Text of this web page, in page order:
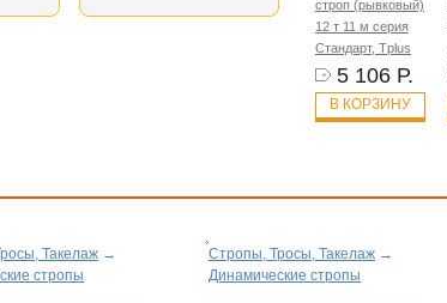
строп (рывковый)
12 т 11 м серия
Стандарт, Tplus
5 106 Р.
В КОРЗИНУ
Такелаж →
стропы
Стропы, Тросы, Такелаж →
Динамические стропы